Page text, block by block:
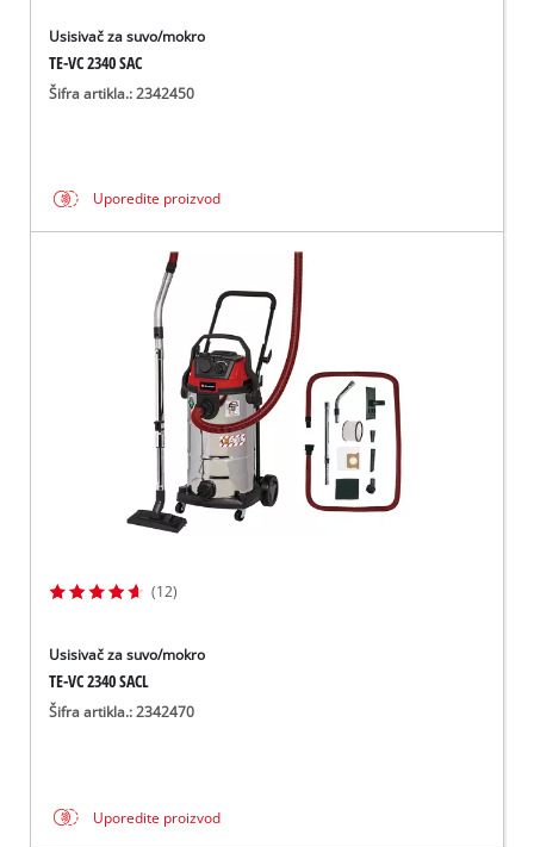
Usisivač za suvo/mokro
TE-VC 2340 SAC
Šifra artikla.: 2342450
Uporedite proizvod
(12)
Usisivač za suvo/mokro
TE-VC 2340 SACL
Šifra artikla.: 2342470
Uporedite proizvod